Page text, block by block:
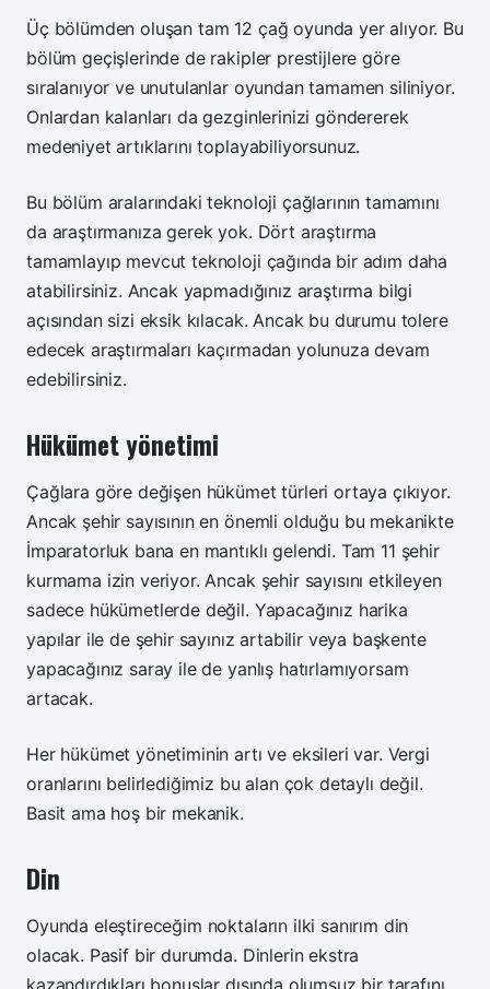
Üç bölümden oluşan tam 12 çağ oyunda yer alıyor. Bu
bölüm geçişlerinde de rakipler prestijlere göre
sıralanıyor ve unutulanlar oyundan tamamen siliniyor.
Onlardan kalanları da gezginlerinizi göndererek
medeniyet artıklarını toplayabiliyorsunuz.
Bu bölüm aralarındaki teknoloji çağlarının tamamını
da araştırmanıza gerek yok. Dört araştırma
tamamlayıp mevcut teknoloji çağında bir adım daha
atabilirsiniz. Ancak yapmadığınız araştırma bilgi
açısından sizi eksik kılacak. Ancak bu durumu tolere
edecek araştırmaları kaçırmadan yolunuza devam
edebilirsiniz.
Hükümet yönetimi
Çağlara göre değişen hükümet türleri ortaya çıkıyor.
Ancak şehir sayısının en önemli olduğu bu mekanikte
İmparatorluk bana en mantıklı gelendi. Tam 11 şehir
kurmama izin veriyor. Ancak şehir sayısını etkileyen
sadece hükümetlerde değil. Yapacağınız harika
yapılar ile de şehir sayınız artabilir veya başkente
yapacağınız saray ile de yanlış hatırlamıyorsam
artacak.
Her hükümet yönetiminin artı ve eksileri var. Vergi
oranlarını belirlediğimiz bu alan çok detaylı değil.
Basit ama hoş bir mekanik.
Din
Oyunda eleştireceğim noktaların ilki sanırım din
olacak. Pasif bir durumda. Dinlerin ekstra